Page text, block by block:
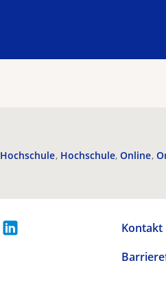
Hochschule Hochschule Online
Kontakt